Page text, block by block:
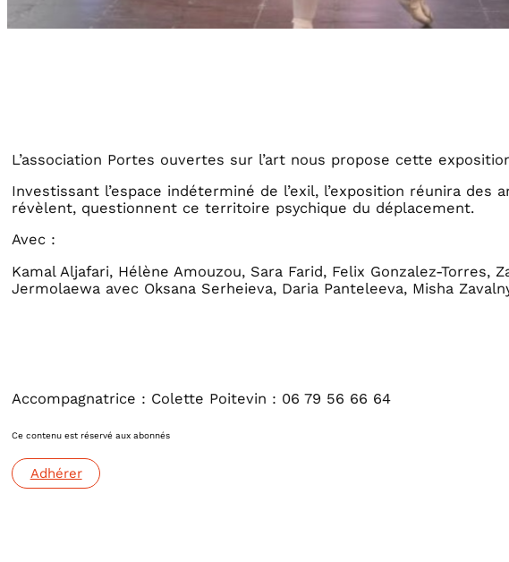
L’association Portes ouvertes sur l’art nous propose cette
Investissant l’espace indéterminé de l’exil, l’exposition réunira des
révèlent, questionnent ce territoire psychique du déplacement.
Avec :
Kamal Aljafari, Hélène Amouzou, Sara Farid, Felix Gonzalez-Torres,
Jermolaewa avec Oksana Serheieva, Daria Panteleeva, Misha
Accompagnatrice : Colette Poitevin : 06 79 56 66 64
Ce contenu est réservé aux abonnés
Adhérer